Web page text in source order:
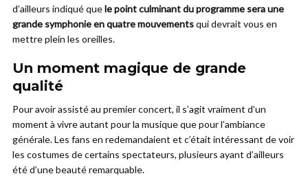
d’ailleurs indiqué quele point culminant du programme sera une
grande symphonie en quatre mouvementsqui devrait vous en
mettre plein les oreilles.
Un moment magique de grande
qualité
Pour avoir assisté au premier concert, il s’agit vraiment d’un
moment à vivre autant pour la musique que pour l’ambiance
générale. Les fans en redemandaient et c’était intéressant de voir
les costumes de certains spectateurs, plusieurs ayant d’ailleurs
été d’une beauté remarquable.